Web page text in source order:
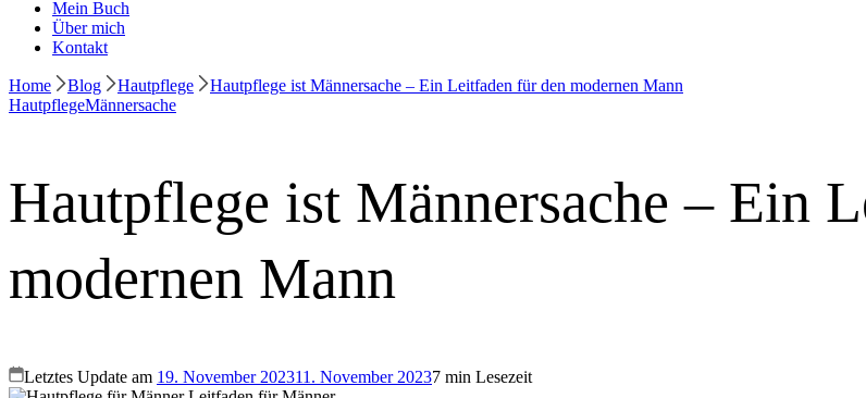
Mein Buch
Über mich
Kontakt
Home Blog Hautpflege
Hautpflege ist Männersache – Ein Leitfaden für den modernen Mann
HautpflegeMännersache
Hautpflege ist Männersache – Ein
modernen Mann
Letztes Update am 19. November 202311. November 20237 min Lesezeit